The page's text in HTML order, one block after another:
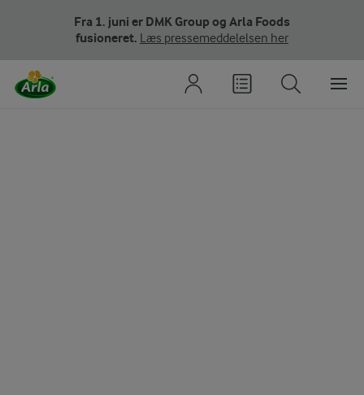
Fra 1. juni er DMK Group og Arla Foods
fusioneret. Læs pressemeddelelsen her